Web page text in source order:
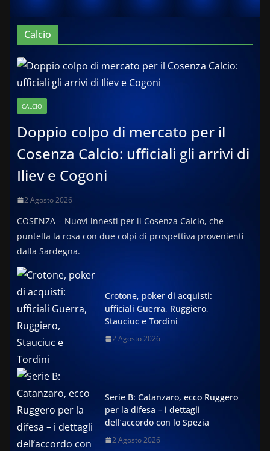
Calcio
CALCIO
Doppio colpo di mercato per il
Cosenza Calcio: ufficiali gli arrivi di
Iliev e Cogoni
2 Agosto 2026
COSENZA – Nuovi innesti per il Cosenza Calcio, che
puntella la rosa con due colpi di prospettiva provenienti
dalla Sardegna.
Crotone, poker di acquisti:
ufficiali Guerra, Ruggiero,
Stauciuc e Tordini
2 Agosto 2026
Serie B: Catanzaro, ecco Ruggero
per la difesa – i dettagli
dell’accordo con lo Spezia
2 Agosto 2026